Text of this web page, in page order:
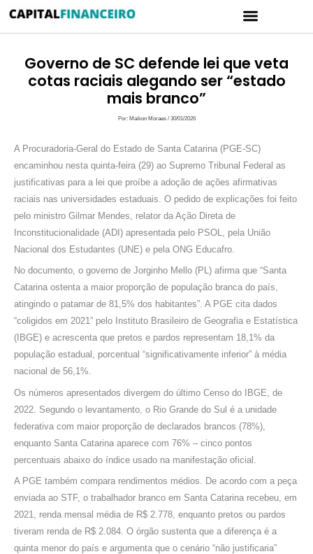
conteúdo
Menu
Governo de SC defende lei que veta
cotas raciais alegando ser “estado
mais branco”
Por: Maikon Moraes / 30/01/2026
A Procuradoria-Geral do Estado de Santa Catarina (PGE-SC)
encaminhou nesta quinta-feira (29) ao Supremo Tribunal Federal as
justificativas para a lei que proíbe a adoção de ações afirmativas
raciais nas universidades estaduais. O pedido de explicações foi feito
pelo ministro Gilmar Mendes, relator da Ação Direta de
Inconstitucionalidade (ADI) apresentada pelo PSOL, pela União
Nacional dos Estudantes (UNE) e pela ONG Educafro.
No documento, o governo de Jorginho Mello (PL) afirma que “Santa
Catarina ostenta a maior proporção de população branca do país,
atingindo o patamar de 81,5% dos habitantes”. A PGE cita dados
“coligidos em 2021” pelo Instituto Brasileiro de Geografia e Estatística
(IBGE) e acrescenta que pretos e pardos representam 18,1% da
população estadual, porcentual “significativamente inferior” à média
nacional de 56,1%.
Os números apresentados divergem do último Censo do IBGE, de
2022. Segundo o levantamento, o Rio Grande do Sul é a unidade
federativa com maior proporção de declarados brancos (78%),
enquanto Santa Catarina aparece com 76% – cinco pontos
percentuais abaixo do índice usado na manifestação oficial.
A PGE também compara rendimentos médios. De acordo com a peça
enviada ao STF, o trabalhador branco em Santa Catarina recebeu, em
2021, renda mensal média de R$ 2.778, enquanto pretos ou pardos
tiveram renda de R$ 2.084. O órgão sustenta que a diferença é a
quinta menor do país e argumenta que o cenário “não justificaria”